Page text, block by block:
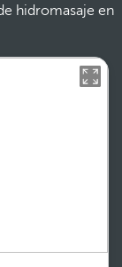
hidromasaje en